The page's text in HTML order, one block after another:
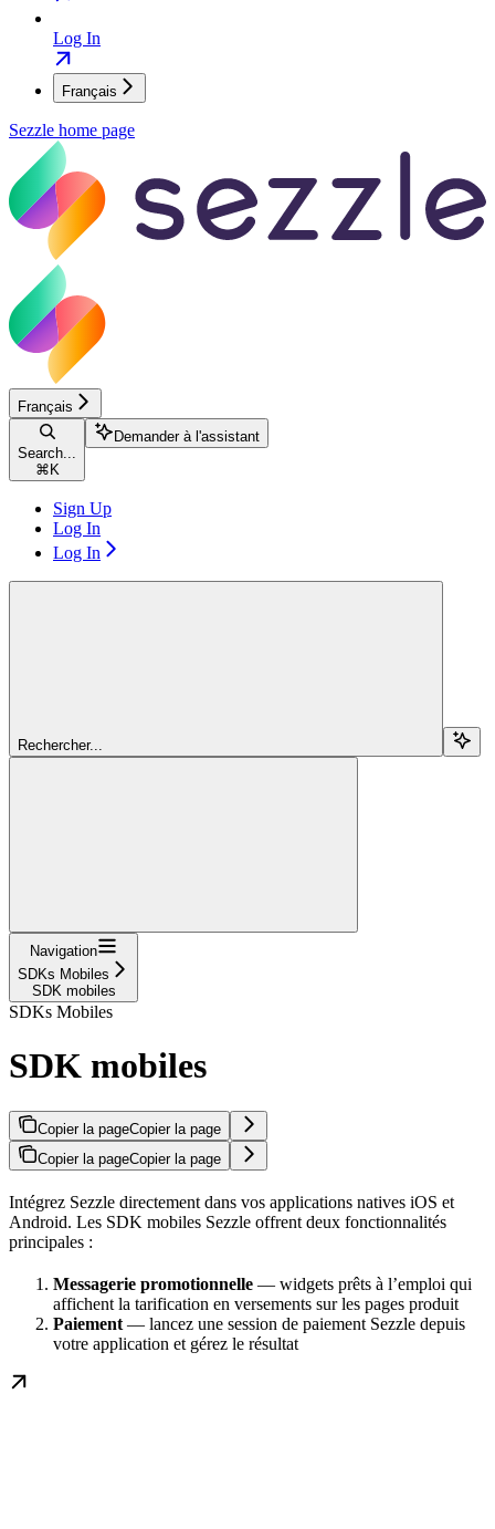
Log In
Français
Sezzle home page
Français
Search...
⌘ K
Demander à l'assistant
Sign Up
Log In
Log In
Rechercher...
Navigation
SDKs Mobiles
SDK mobiles
SDKs Mobiles
SDK mobiles
Copier la pageCopier la page
Copier la pageCopier la page
Intégrez Sezzle directement dans vos applications natives iOS et
Android. Les SDK mobiles Sezzle offrent deux fonctionnalités
principales :
Messagerie promotionnelle — widgets prêts à l’emploi qui
affichent la tarification en versements sur les pages produit
Paiement — lancez une session de paiement Sezzle depuis
votre application et gérez le résultat